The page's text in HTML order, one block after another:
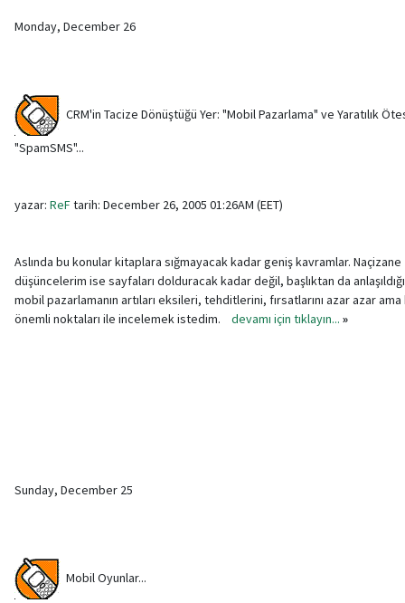
Monday, December 26
CRM'in Tacize Dönüştüğü Yer: "Mobil Pazarlama" ve Yaratılık
"SpamSMS"...
yazar: ReFtarih: December 26, 2005 01:26AM (EET)
Aslında bu konular kitaplara sığmayacak kadar geniş kavramlar. Naçizane
düşüncelerim ise sayfaları dolduracak kadar değil, başlıktan da
mobil pazarlamanın artıları eksileri, tehditlerini, fırsatlarını azar azar
önemli noktaları ile incelemek istedim. devamı için tıklayın... »
Sunday, December 25
Mobil Oyunlar...